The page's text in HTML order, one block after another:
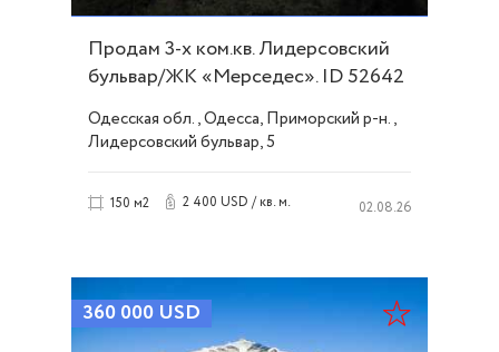
Продам 3-х ком.кв. Лидерсовский
бульвар/ЖК «Мерседес». ID 52642
Одесская обл., Одесса, Приморский р-н.,
Лидерсовский бульвар, 5
150 м2 2 400 USD / кв. м. 02.08.26
360 000 USD